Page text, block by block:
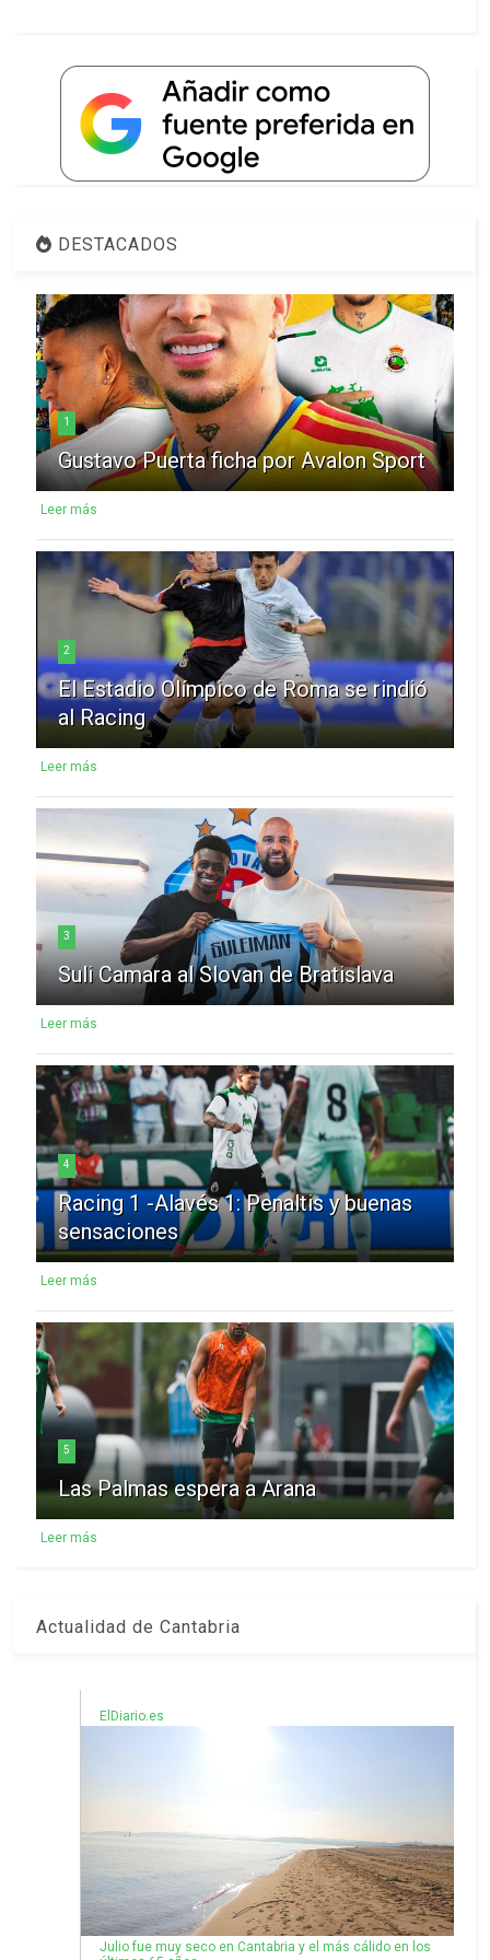
DESTACADOS
1
Gustavo Puerta ficha por Avalon Sport
Leer más
2
El Estadio Olímpico de Roma se rindió
al Racing
Leer más
3
Suli Camara al Slovan de Bratislava
Leer más
4
Racing 1 -Alavés 1: Penaltis y buenas
sensaciones
Leer más
5
Las Palmas espera a Arana
Leer más
Actualidad de Cantabria
ElDiario.es
Julio fue muy seco en Cantabria y el más cálido en los